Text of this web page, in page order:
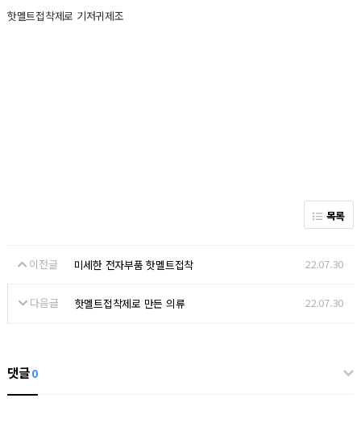
핫멜트접착제로 기저귀제조
목록
이전글 미세한 전자부품 핫멜트접착 22.07.30
다음글 핫멜트접착제로 만든 의류 22.07.30
댓글0